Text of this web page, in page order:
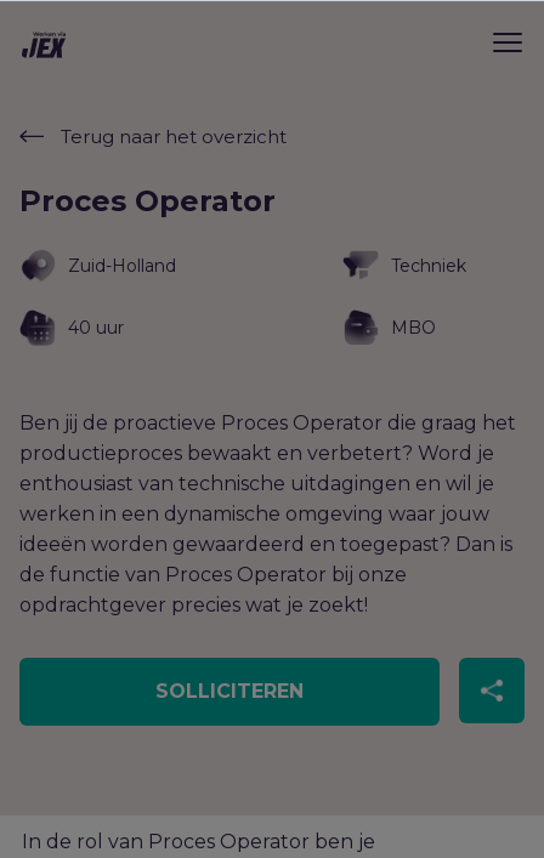
Terug naar het overzicht
Proces Operator
Zuid-Holland Techniek
40 uur MBO
Ben jij de proactieve Proces Operator die graag het
productieproces bewaakt en verbetert? Word je
enthousiast van technische uitdagingen en wil je
werken in een dynamische omgeving waar jouw
ideeën worden gewaardeerd en toegepast? Dan is
de functie van Proces Operator bij onze
opdrachtgever precies wat je zoekt!
SOLLICITEREN
In de rol van Proces Operator ben je